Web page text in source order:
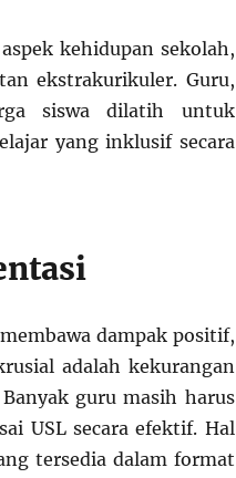
kehidupan sekolah,
ekstrakurikuler. Guru,
siswa dilatih untuk
yang inklusif secara
dampak positif,
adalah kekurangan
guru masih harus
USL secara efektif. Hal
tersedia dalam format